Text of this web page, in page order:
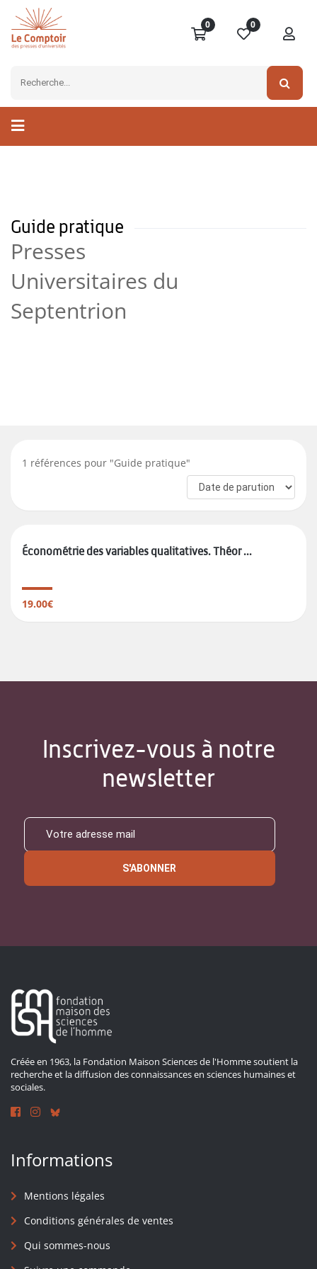
0 0
Guide pratique
Presses
Universitaires du
Septentrion
1 références pour "Guide pratique"
Économétrie des variables qualitatives. Théor ...
19.00€
Inscrivez-vous à notre
newsletter
S'ABONNER
Créée en 1963, la Fondation Maison Sciences de l'Homme soutient la
recherche et la diffusion des connaissances en sciences humaines et
sociales.
Informations
Mentions légales
Conditions générales de ventes
Qui sommes-nous